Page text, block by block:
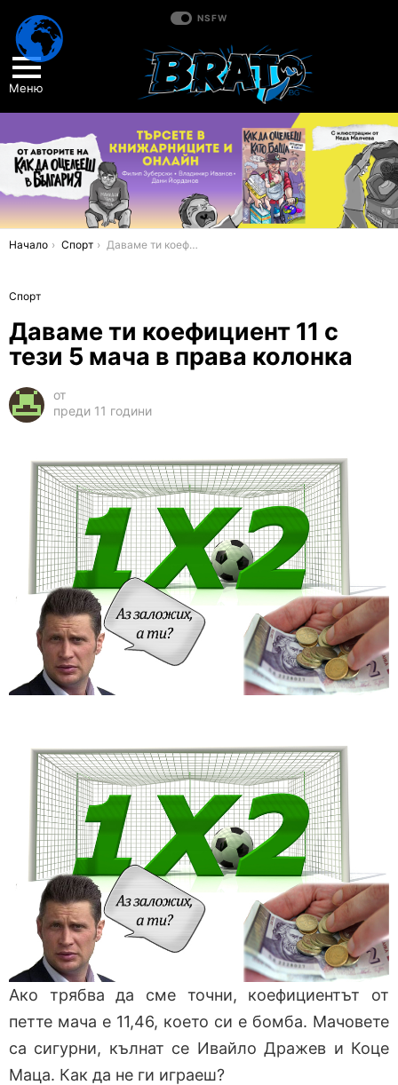
NSFW
Меню
You are here:
Начало Спорт Даваме ти коефициент 11 с тези 5 мача в права колонка
Спорт
Даваме ти коефициент 11 с
тези 5 мача в права колонка
от
преди 11 години
Ако трябва да сме точни, коефициентът от
петте мача е 11,46, което си е бомба. Мачовете
са сигурни, кълнат се Ивайло Дражев и Коце
Маца. Как да не ги играеш?